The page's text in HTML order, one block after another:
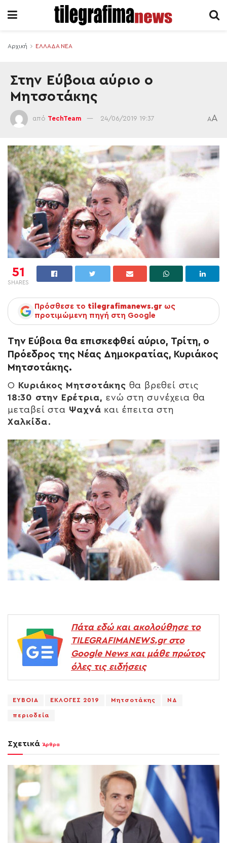
Αρχική ΕΛΛΑΔΑ ΝΕΑ
Στην Εύβοια αύριο ο
Μητσοτάκης
από TechTeam 24/06/2019 19:37 AA
51
SHARES
Πρόσθεσε το tilegrafimanews.gr ως
προτιμώμενη πηγή στη Google
Tην Εύβοια θα επισκεφθεί αύριο, Τρίτη, o
Πρόεδρος της Νέας Δημοκρατίας, Κυριάκος
Μητσοτάκης.
Ο Κυριάκος Μητσοτάκης θα βρεθεί στις
18:30 στην Ερέτρια,
ενώ στη συνέχεια θα
μεταβεί στα Ψαχνά και έπειτα στη
Χαλκίδα.
Πάτα εδώ και ακολούθησε το
TILEGRAFIMANEWS.gr στο
Google News και μάθε πρώτος
όλες τις ειδήσεις
EYBOIA ΕΚΛΟΓΕΣ 2019 Μητσοτάκης ΝΔ
περιοδεία
Σχετικά Άρθρα